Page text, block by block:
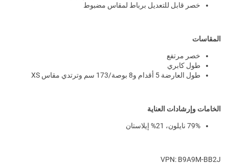
خصر قابل للتعديل برباط لمقاس مضبوط
المقاسات
خصر مرتفع
طول كابري
طول العارضة 5 أقدام و8 بوصة/173 سم وترتدي مقاس XS
الخامات وإرشادات العناية
79% نايلون، 21% إيلاستان
VPN: B9A9M-BB2J